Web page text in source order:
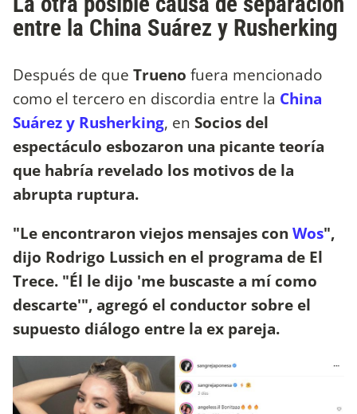
entre la China Suárez y Rusherking
Después de que Trueno fuera mencionado
como el tercero en discordia entre la China
Suárez y Rusherking, en Socios del
espectáculo esbozaron una picante teoría
que habría revelado los motivos de la
abrupta ruptura.
"Le encontraron viejos mensajes con Wos",
dijo Rodrigo Lussich en el programa de El
Trece. "Él le dijo 'me buscaste a mí como
descarte'", agregó el conductor sobre el
supuesto diálogo entre la ex pareja.